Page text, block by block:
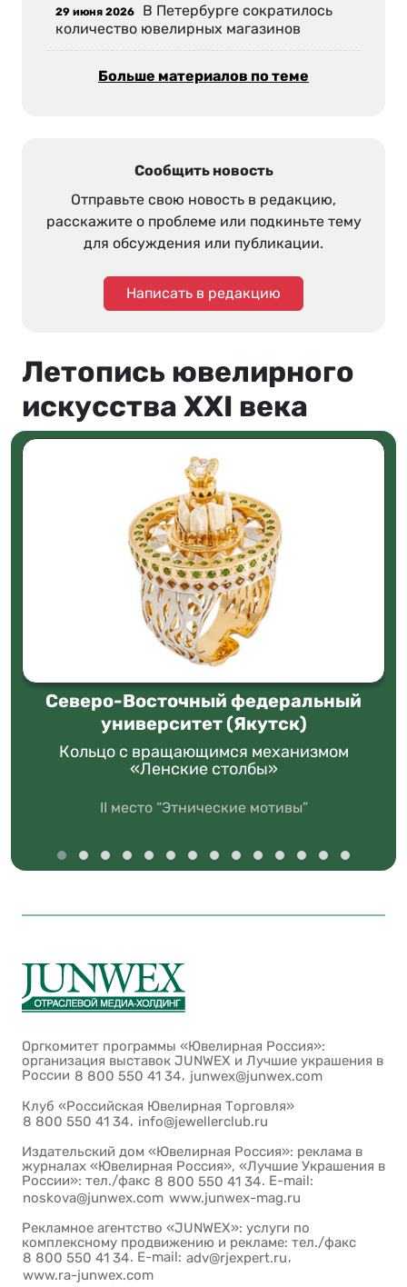
29 июня 2026 В Петербурге сократилось
количество ювелирных магазинов
Больше материалов по теме
Сообщить новость
Отправьте свою новость в редакцию,
расскажите о проблеме или подкиньте тему
для обсуждения или публикации.
Написать в редакцию
Летопись ювелирного
искусства XXI века
Северо-Восточный федеральный
университет (Якутск)
Кольцо с вращающимся механизмом
«Ленские столбы»
II место “Этнические мотивы”
Оргкомитет программы «Ювелирная Россия»:
организация выставок JUNWEX и Лучшие украшения в
России 8 800 550 41 34, junwex@junwex.com
Клуб «Российская Ювелирная Торговля»
8 800 550 41 34, info@jewellerclub.ru
Издательский дом «Ювелирная Россия»: реклама в
журналах «Ювелирная Россия», «Лучшие Украшения в
России»: тел./факс 8 800 550 41 34. E-mail:
noskova@junwex.com www.junwex-mag.ru
Рекламное агентство «JUNWEX»: услуги по
комплексному продвижению и рекламе: тел./факс
8 800 550 41 34. E-mail: adv@rjexpert.ru,
www.ra-junwex.com